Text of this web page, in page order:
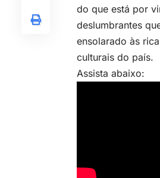
do que está por
deslumbrantes
ensolarado às
culturais do país.
Assista abaixo: